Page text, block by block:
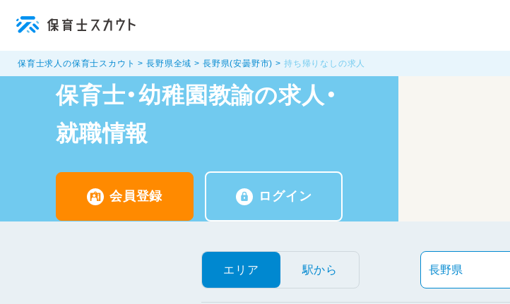
保育士求人の保育士スカウト 長野県全域 長野県(安曇野市) 持ち帰りなしの求人
保育士・幼稚園教諭の求人・
就職情報
会員登録 ログイン
エリア 駅から